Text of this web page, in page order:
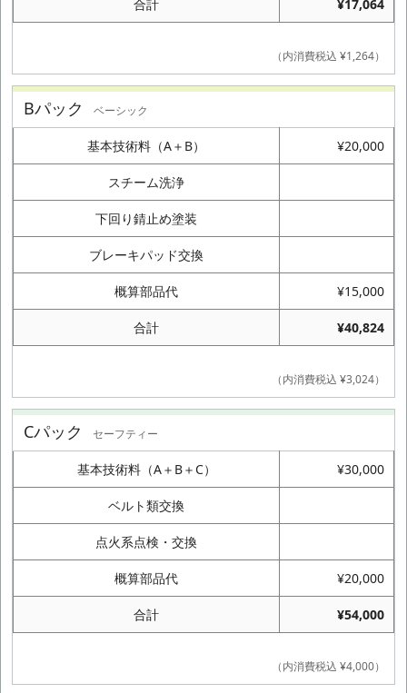
合計 ¥17,064
（内消費税込 ¥1,264）
Bパック ベーシック
基本技術料（A＋B） ¥20,000
スチーム洗浄
下回り錆止め塗装
ブレーキパッド交換
概算部品代 ¥15,000
合計 ¥40,824
（内消費税込 ¥3,024）
Cパック セーフティー
基本技術料（A＋B＋C） ¥30,000
ベルト類交換
点火系点検・交換
概算部品代 ¥20,000
合計 ¥54,000
（内消費税込 ¥4,000）